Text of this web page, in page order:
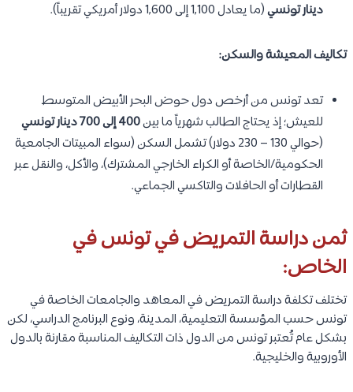
دينار تونسي(ما يعادل 1,100 إلى 1,600 دولار أمريكي تقريباً).
تكاليف المعيشة والسكن:
تعد تونس من أرخص دول حوض البحر الأبيض المتوسط
للعيش؛ إذ يحتاج الطالب شهرياً ما بين400 إلى 700 دينار تونسي
(حوالي 130 – 230 دولار) تشمل السكن (سواء المبيتات الجامعية
الحكومية/الخاصة أو الكراء الخارجي المشترك)، والأكل، والنقل عبر
القطارات أو الحافلات والتاكسي الجماعي.
ثمن دراسة التمريض في تونس في
الخاص:
تختلف تكلفة دراسة التمريض في المعاهد والجامعات الخاصة في
تونس حسب المؤسسة التعليمية، المدينة، ونوع البرنامج الدراسي، لكن
بشكل عام تُعتبر تونس من الدول ذات التكاليف المناسبة مقارنة بالدول
الأوروبية والخليجية.